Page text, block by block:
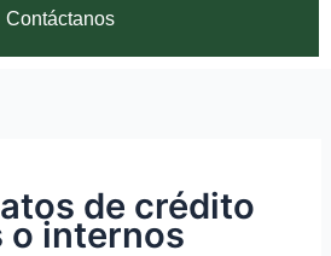
Contáctanos
de crédito
o internos